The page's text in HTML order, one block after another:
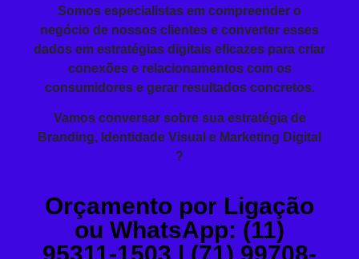
Somos especialistas em compreender o
negócio de nossos clientes e converter esses
dados em estratégias digitais eficazes para criar
conexões e relacionamentos com os
consumidores e gerar resultados concretos.
Vamos conversar sobre sua estratégia de
Branding, Identidade Visual e Marketing Digital
?
Orçamento por Ligação
ou WhatsApp: (11)